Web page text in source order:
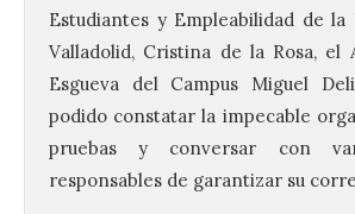
Estudiantes y Empleabilidad de la
Valladolid, Cristina de la Rosa, el
Esgueva del Campus Miguel
podido constatar la impecable
pruebas y conversar con
responsables de garantizar su